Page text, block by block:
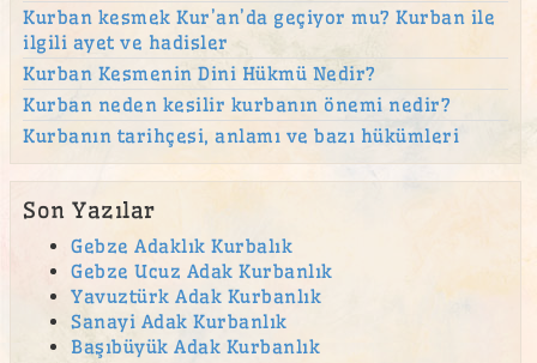
Kurban kesmek Kur’an’da geçiyor mu? Kurban ile
ilgili ayet ve hadisler
Kurban Kesmenin Dini Hükmü Nedir?
Kurban neden kesilir kurbanın önemi nedir?
Kurbanın tarihçesi, anlamı ve bazı hükümleri
Son Yazılar
Gebze Adaklık Kurbalık
Gebze Ucuz Adak Kurbanlık
Yavuztürk Adak Kurbanlık
Sanayi Adak Kurbanlık
Başıbüyük Adak Kurbanlık